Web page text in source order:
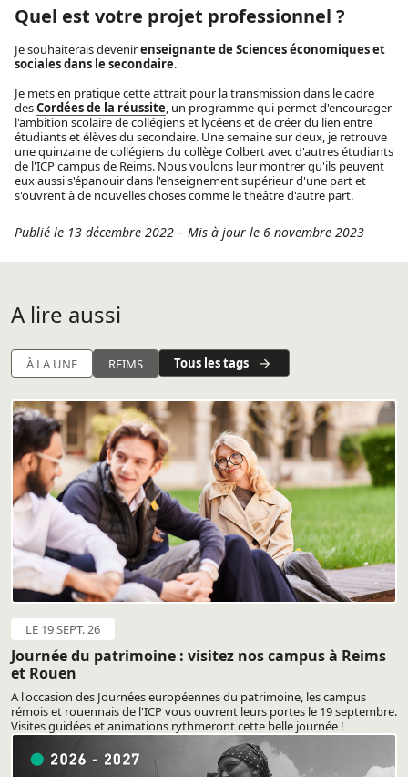
Quel est votre projet professionnel ?
Je souhaiterais devenirenseignante de Sciences économiques et
sociales dans le secondaire.
Je mets en pratique cette attrait pour la transmission dans le cadre
desCordées de la réussite, un programme qui permet d'encourager
l'ambition scolaire de collégiens et lycéens et de créer du lien entre
étudiants et élèves du secondaire. Une semaine sur deux, je retrouve
une quinzaine de collégiens du collège Colbert avec d'autres étudiants
de l'ICP campus de Reims. Nous voulons leur montrer qu'ils peuvent
eux aussi s'épanouir dans l'enseignement supérieur d'une part et
s'ouvrent à de nouvelles choses comme le théâtre d'autre part.
Publié le 13 décembre 2022 – Mis à jour le 6 novembre 2023
A lire aussi
À LA UNE REIMS Tous les tags
LE 19 SEPT. 26
Journée du patrimoine : visitez nos campus à Reims
et Rouen
A l'occasion des Journées européennes du patrimoine, les campus
rémois et rouennais de l'ICP vous ouvrent leurs portes le 19 septembre.
Visites guidées et animations rythmeront cette belle journée !